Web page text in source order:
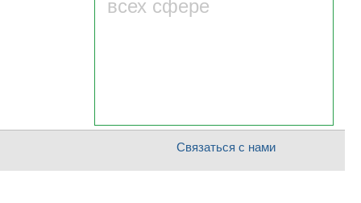
всех сфере
Связаться с нами